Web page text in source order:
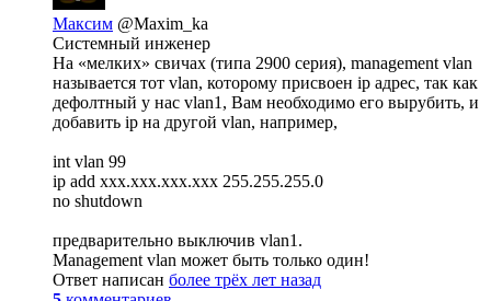
Максим @Maxim_ka
Системный инженер
На «мелких» свичах (типа 2900 серия), management vlan
называется тот vlan, которому присвоен ip адрес, так как
дефолтный у нас vlan1, Вам необходимо его вырубить, и
добавить ip на другой vlan, например,
int vlan 99
ip add xxx.xxx.xxx.xxx 255.255.255.0
no shutdown
предварительно выключив vlan1.
Management vlan может быть только один!
Ответ написан более трёх лет назад